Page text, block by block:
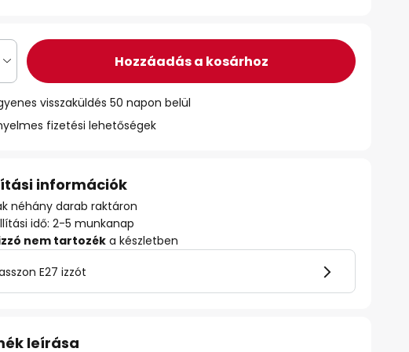
Hozzáadás a kosárhoz
visszaküldés 50 napon belül
fizetési lehetőségek
információk
néhány darab raktáron
idő: 2-5 munkanap
nem tartozék a készletben
E27 izzót
leírása